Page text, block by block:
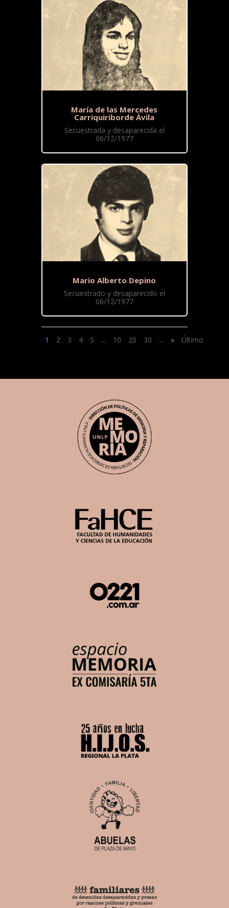
María de las Mercedes
Carriquiriborde Ávila
Secuestrada y desaparecida el
06/12/1977
Mario Alberto Depino
Secuestrado y desaparecido el
06/12/1977
1 2 3 4 5 ... 10 20 30 ... » Último